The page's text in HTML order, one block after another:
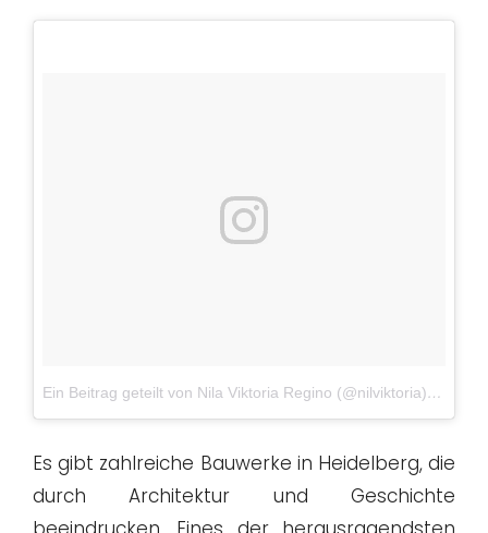
Ein Beitrag geteilt von Nila Viktoria Regino (@nilviktoria)
am
Es gibt zahlreiche Bauwerke in Heidelberg, die
durch Architektur und Geschichte